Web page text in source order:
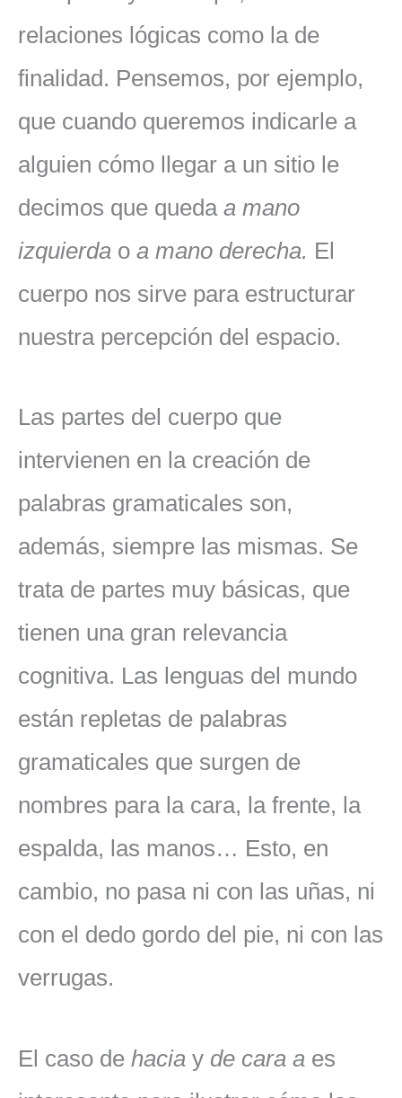
relaciones lógicas como la de
finalidad. Pensemos, por ejemplo,
que cuando queremos indicarle a
alguien cómo llegar a un sitio le
decimos que queda a mano
izquierda o a mano derecha. El
cuerpo nos sirve para estructurar
nuestra percepción del espacio.
Las partes del cuerpo que
intervienen en la creación de
palabras gramaticales son,
además, siempre las mismas. Se
trata de partes muy básicas, que
tienen una gran relevancia
cognitiva. Las lenguas del mundo
están repletas de palabras
gramaticales que surgen de
nombres para la cara, la frente, la
espalda, las manos… Esto, en
cambio, no pasa ni con las uñas, ni
con el dedo gordo del pie, ni con las
verrugas.
El caso de hacia y de cara a es